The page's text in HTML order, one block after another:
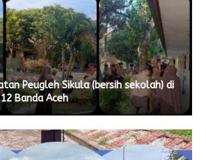
Peugleh Sikula (bersih sekolah) di
Banda Aceh